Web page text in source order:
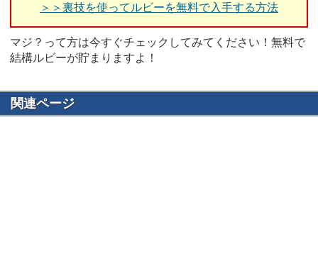
＞＞裏技を使ってルビーを無料で入手する方法
マジ？って方は今すぐチェックしてみてください！無料で
結構ルビーが貯まりますよ！
関連ページ